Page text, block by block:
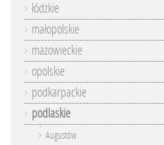
łódzkie
małopolskie
mazowieckie
opolskie
podkarpackie
podlaskie
Augustów